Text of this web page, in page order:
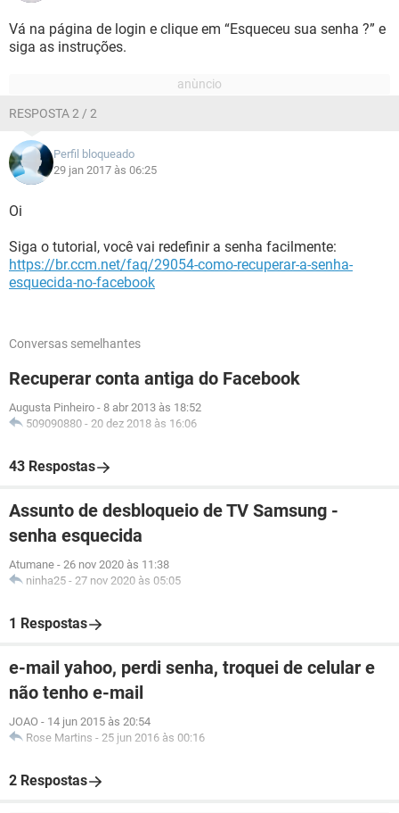
Vá na página de login e clique em “Esqueceu sua senha ?” e
siga as instruções.
RESPOSTA 2 / 2
Perfil bloqueado
29 jan 2017 às 06:25
Oi
Siga o tutorial, você vai redefinir a senha facilmente:
https://br.ccm.net/faq/29054-como-recuperar-a-senha-
esquecida-no-facebook
Conversas semelhantes
Recuperar conta antiga do Facebook
Augusta Pinheiro - 8 abr 2013 às 18:52
509090880 - 20 dez 2018 às 16:06
43 Respostas
Assunto de desbloqueio de TV Samsung -
senha esquecida
Atumane - 26 nov 2020 às 11:38
ninha25 - 27 nov 2020 às 05:05
1 Respostas
e-mail yahoo, perdi senha, troquei de celular e
não tenho e-mail
JOAO - 14 jun 2015 às 20:54
Rose Martins - 25 jun 2016 às 00:16
2 Respostas